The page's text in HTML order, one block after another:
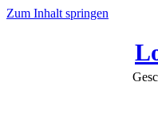
Zum Inhalt springen